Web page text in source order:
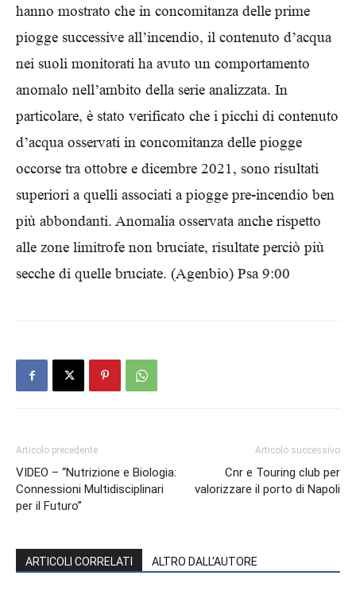
hanno mostrato che in concomitanza delle prime
piogge successive all’incendio, il contenuto d’acqua
nei suoli monitorati ha avuto un comportamento
anomalo nell’ambito della serie analizzata. In
particolare, è stato verificato che i picchi di contenuto
d’acqua osservati in concomitanza delle piogge
occorse tra ottobre e dicembre 2021, sono risultati
superiori a quelli associati a piogge pre-incendio ben
più abbondanti. Anomalia osservata anche rispetto
alle zone limitrofe non bruciate, risultate perciò più
secche di quelle bruciate. (Agenbio) Psa 9:00
Articolo precedente
VIDEO – “Nutrizione e Biologia:
Connessioni Multidisciplinari
per il Futuro”
Articolo successivo
Cnr e Touring club per
valorizzare il porto di Napoli
ARTICOLI CORRELATI ALTRO DALL'AUTORE